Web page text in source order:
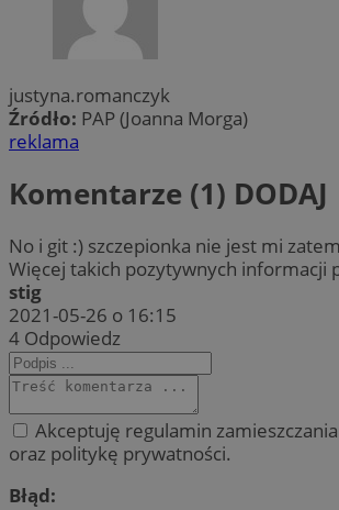
justyna.romanczyk
Źródło: PAP (Joanna Morga)
reklama
Komentarze (1) DODAJ
No i git :) szczepionka nie jest mi
Więcej takich pozytywnych informacji
stig
2021-05-26 o 16:15
4 Odpowiedz
Akceptuję regulamin
oraz politykę prywatności.
Błąd: